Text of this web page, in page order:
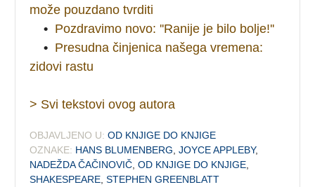
može pouzdano tvrditi
• Pozdravimo novo: ''Ranije je bilo bolje!''
• Presudna činjenica našega vremena:
zidovi rastu
> Svi tekstovi ovog autora
OBJAVLJENO U: OD KNJIGE DO KNJIGE
OZNAKE: HANS BLUMENBERG ,JOYCE APPLEBY,
NADEŽDA ČAČINOVIČ ,OD KNJIGE DO KNJIGE
SHAKESPEARE ,STEPHEN GREENBLATT